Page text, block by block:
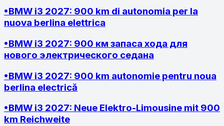
•BMW i3 2027: 900 km di autonomia per la
nuova berlina elettrica
•BMW i3 2027: 900 км запаса хода для
нового электрического седана
•BMW i3 2027: 900 km autonomie pentru noua
berlina electrică
•BMW i3 2027: Neue Elektro-Limousine mit 900
km Reichweite